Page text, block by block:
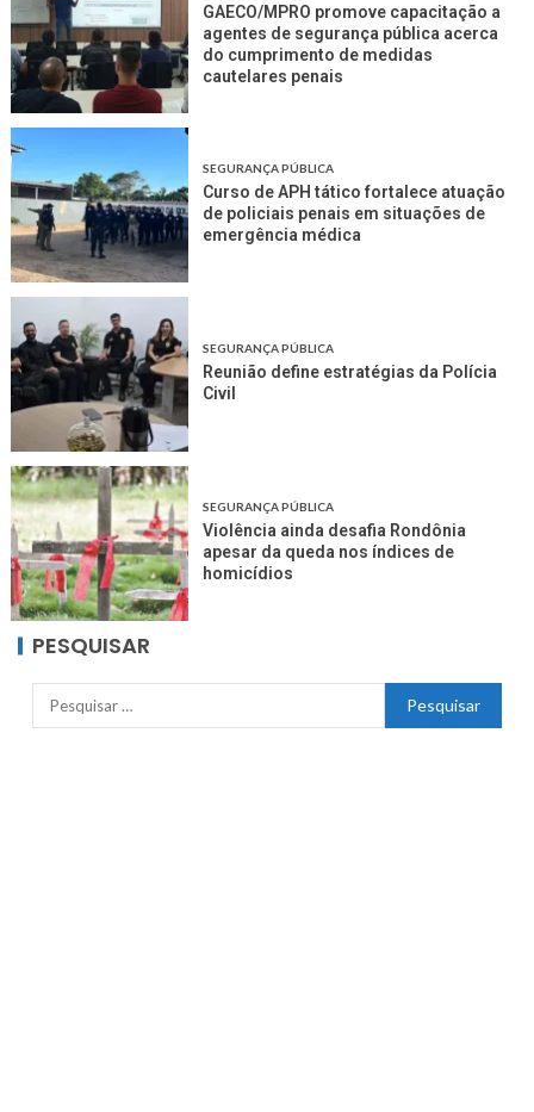
GAECO/MPRO promove capacitação a
agentes de segurança pública acerca
do cumprimento de medidas
cautelares penais
SEGURANÇA PÚBLICA
Curso de APH tático fortalece atuação
de policiais penais em situações de
emergência médica
SEGURANÇA PÚBLICA
Reunião define estratégias da Polícia
Civil
SEGURANÇA PÚBLICA
Violência ainda desafia Rondônia
apesar da queda nos índices de
homicídios
PESQUISAR